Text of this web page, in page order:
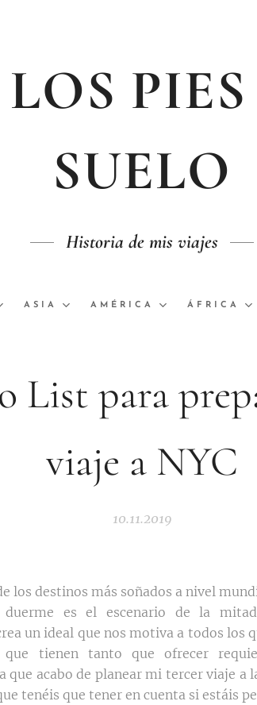
SUELO
Historia de mis viajes
ASIA AMÉRICA ÁFRICA
List para
viaje a NYC
10.11.2019
los destinos más soñados a nivel
duerme es el escenario de la
un ideal que nos motiva a todos los
que tienen tanto que ofrecer
que acabo de planear mi tercer viaje a
tenéis que tener en cuenta si estáis